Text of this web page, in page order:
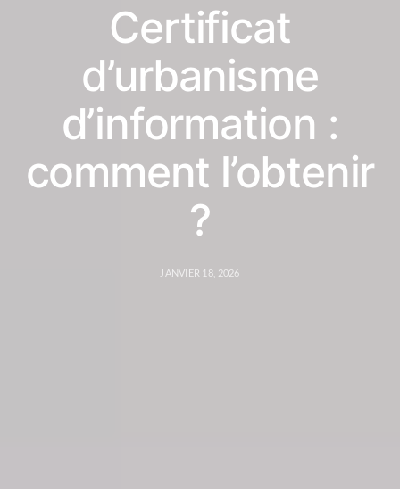
Certificat
d’urbanisme
d’information :
comment l’obtenir
?
JANVIER 18, 2026